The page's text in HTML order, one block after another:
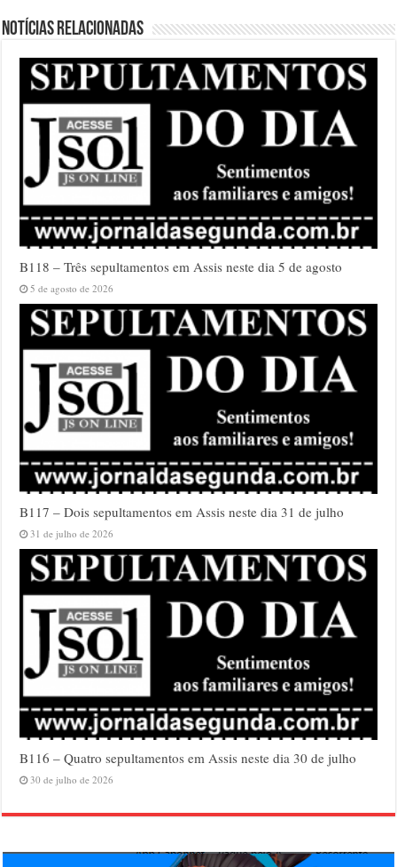
Notícias relacionadas
B118 – Três sepultamentos em Assis neste dia 5 de agosto
5 de agosto de 2026
B117 – Dois sepultamentos em Assis neste dia 31 de julho
31 de julho de 2026
B116 – Quatro sepultamentos em Assis neste dia 30 de julho
30 de julho de 2026